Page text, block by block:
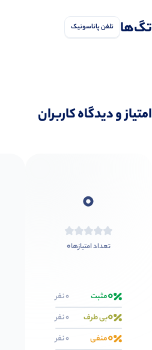
تگ‌ها تلفن پاناسونیک
امتیاز و دیدگاه کاربران
0
تعداد امتیازها0
0مثبت 0 نفر
0بی طرف 0 نفر
0منفی 0 نفر